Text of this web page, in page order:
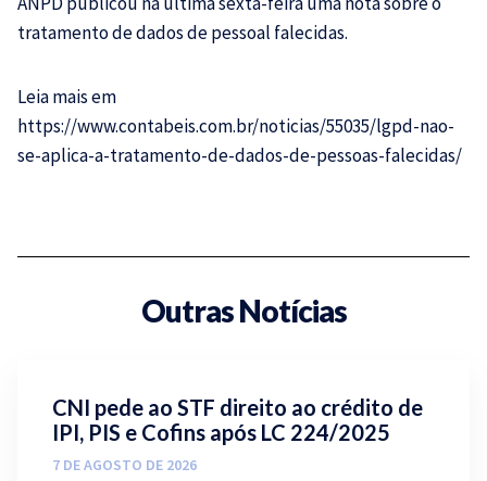
tratamento de dados de pessoal falecidas.
Leia mais em
https://www.contabeis.com.br/noticias/55035/lgpd-nao-
se-aplica-a-tratamento-de-dados-de-pessoas-falecidas/
Outras Notícias
CNI pede ao STF direito ao crédito de
IPI, PIS e Cofins após LC 224/2025
7 DE AGOSTO DE 2026